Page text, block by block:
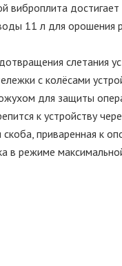
виброплита
11 л для орошения
слетания
с колёсами
для защиты
к устройству
приваренная к
в режиме